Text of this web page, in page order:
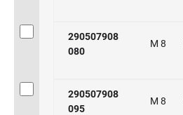
290507908
080
M 8
290507908
095
M 8